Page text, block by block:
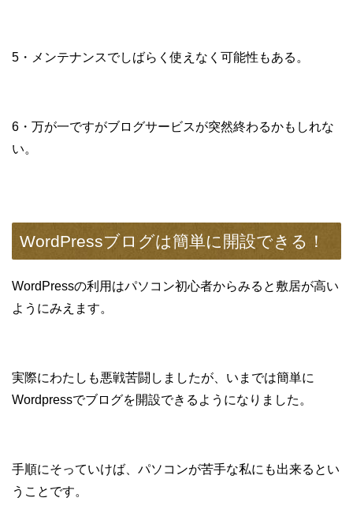
5・メンテナンスでしばらく使えなく可能性もある。
6・万が一ですがブログサービスが突然終わるかもしれな
い。
WordPressブログは簡単に開設できる！
WordPressの利用はパソコン初心者からみると敷居が高い
ようにみえます。
実際にわたしも悪戦苦闘しましたが、いまでは簡単に
Wordpressでブログを開設できるようになりました。
手順にそっていけば、パソコンが苦手な私にも出来るとい
うことです。